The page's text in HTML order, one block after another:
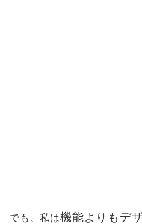
でも、私は機能よりもデ